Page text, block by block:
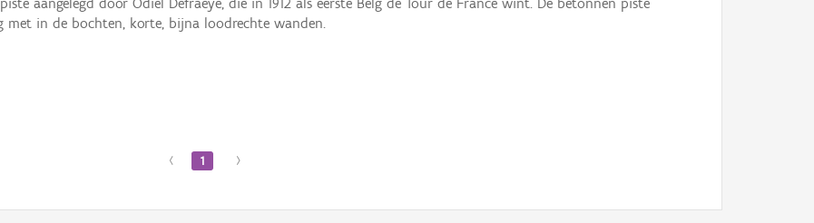
aangelegd door Odiel Defraeye, die in 1912 als eerste Belg de Tour de France wint. De betonnen piste
met in de bochten, korte, bijna loodrechte wanden.
‹ 1 ›